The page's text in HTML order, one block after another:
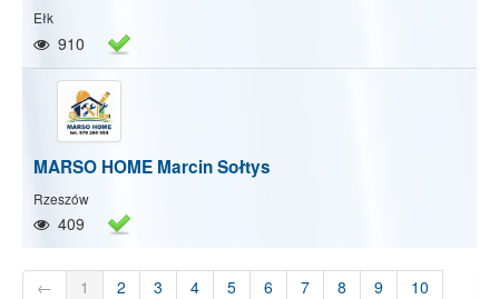
Ełk
910
MARSO HOME Marcin Sołtys
Rzeszów
409
← 1 2 3 4 5 6 7 8 9 10